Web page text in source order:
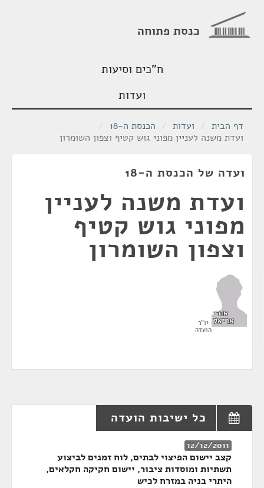
כנסת פתוחה
ח"כים וסיעות
ועדות
דף הבית / ועדות / הכנסת ה-18
/
ועדת משנה לעניין מפוני גוש קטיף וצפון השומרון
ועדה של הכנסת ה-18
ועדת משנה לעניין
מפוני גוש קטיף
וצפון השומרון
אורי
אריאל יו"ר
הועדה
כל ישיבות הועדה
12/12/2011
קצב יישום הפיצוי לבתים, לוח זמנים לביצוע
תשתיות ומוסדות ציבור, יישום חקיקה חקלאים,
היתרי בניה במזרח לכיש